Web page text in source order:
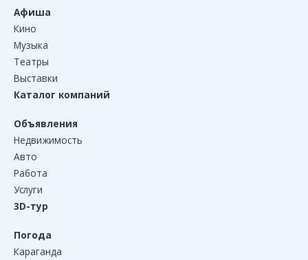
Афиша
Кино
Музыка
Театры
Выставки
Каталог компаний
Объявления
Недвижимость
Авто
Работа
Услуги
3D-тур
Погода
Караганда